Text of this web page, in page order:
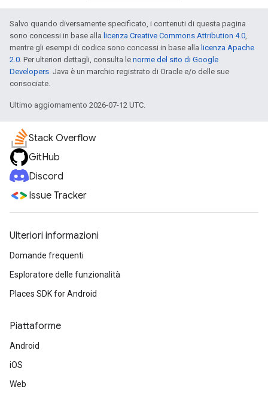
Salvo quando diversamente specificato, i contenuti di questa pagina
sono concessi in base alla licenza Creative Commons Attribution 4.0,
mentre gli esempi di codice sono concessi in base alla licenza Apache
2.0. Per ulteriori dettagli, consulta le norme del sito di Google
Developers. Java è un marchio registrato di Oracle e/o delle sue
consociate.
Ultimo aggiornamento 2026-07-12 UTC.
Stack Overflow
GitHub
Discord
Issue Tracker
Ulteriori informazioni
Domande frequenti
Esploratore delle funzionalità
Places SDK for Android
Piattaforme
Android
iOS
Web